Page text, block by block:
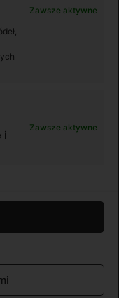
Zawsze aktywne
i
Zawsze aktywne
3.5mm (Polski)